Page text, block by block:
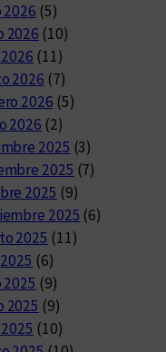
(5)
2026 (10)
(11)
2026 (7)
2026 (5)
2026 (2)
2025 (3)
2025 (7)
2025 (9)
2025 (6)
2025 (11)
(6)
(9)
2025 (9)
(10)